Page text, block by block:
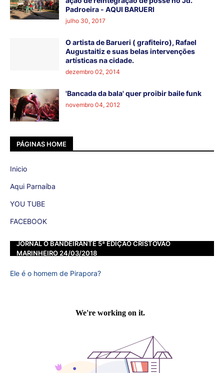
Padroeira - AQUI BARUERI
julho 30, 2017
O artista de Barueri ( grafiteiro), Rafael
Augustaitiz e suas belas intervenções
artísticas na cidade.
dezembro 02, 2014
'Bancada da bala' quer proibir baile funk
novembro 04, 2012
PÁGINAS HOME
Inicio
Aqui Parnaíba
YOU TUBE
FACEBOOK
JORNAL O BANDEIRANTE 5ª EDIÇÃO CRISTOVÃO
MARINHEIRO 24/03/2018
Ele é o homem de Pirapora?